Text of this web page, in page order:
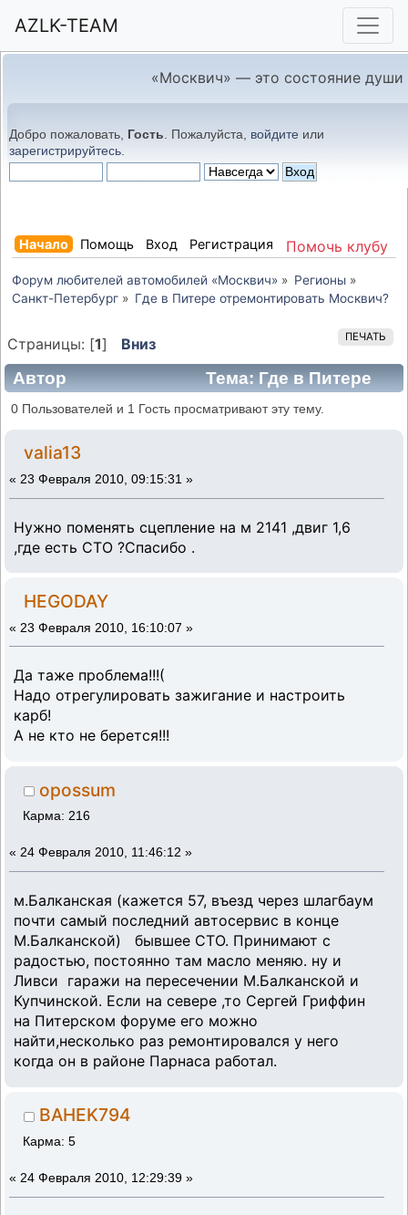
AZLK-TEAM
«Москвич» — это состояние души
Добро пожаловать, Гость . Пожалуйста, войдите или
зарегистрируйтесь
Помочь клубу
Начало Помощь Вход Регистрация
Форум любителей автомобилей «Москвич» » Регионы»
Санкт-Петербург » Где в Питере отремонтировать Москвич?
ПЕЧАТЬ
Страницы: [1] Вниз
Автор
Тема: Где в Питере
отремонтировать Москвич? (Прочитано
9640 раз)
0 Пользователей и 1 Гость просматривают эту тему.
valia13
« 23 Февраля 2010, 09:15:31 »
Нужно поменять сцепление на м 2141 ,двиг 1,6
,где есть СТО ?Спасибо .
HEGODAY
« 23 Февраля 2010, 16:10:07 »
Да таже проблема!!!(
Надо отрегулировать зажигание и настроить
карб!
А не кто не берется!!!
opossum
Карма: 216
« 24 Февраля 2010, 11:46:12 »
м.Балканская (кажется 57, въезд через шлагбаум
почти самый последний автосервис в конце
М.Балканской) бывшее СТО. Принимают с
радостью, постоянно там масло меняю. ну и
Ливси гаражи на пересечении М.Балканской и
Купчинской. Если на севере ,то Сергей Гриффин
на Питерском форуме его можно
найти,несколько раз ремонтировался у него
когда он в районе Парнаса работал.
BAHEK794
Карма: 5
« 24 Февраля 2010, 12:29:39 »